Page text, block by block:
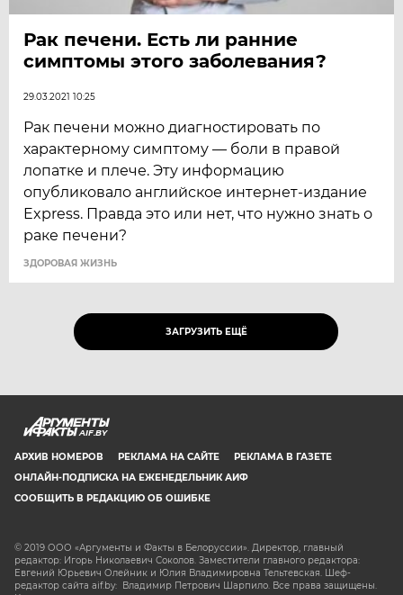
Рак печени. Есть ли ранние
симптомы этого заболевания?
29.03.2021 10:25
Рак печени можно диагностировать по
характерному симптому — боли в правой
лопатке и плече. Эту информацию
опубликовало английское интернет-издание
Express. Правда это или нет, что нужно знать о
раке печени?
ЗДОРОВАЯ ЖИЗНЬ
ЗАГРУЗИТЬ ЕЩЁ
AIF.BY
АРХИВ НОМЕРОВ РЕКЛАМА НА САЙТЕ
РЕКЛАМА В ГАЗЕТЕ
ОНЛАЙН-ПОДПИСКА НА ЕЖЕНЕДЕЛЬНИК АИФ
СООБЩИТЬ В РЕДАКЦИЮ ОБ ОШИБКЕ
© 2019 ООО «Аргументы и Факты в Белоруссии». Директор, главный
редактор: Игорь Николаевич Соколов. Заместители главного редактора:
Евгений Юрьевич Олейник и Юлия Владимировна Тельтевская. Шеф-
редактор сайта aif.by: Владимир Петрович Шарпило. Все права защищены.